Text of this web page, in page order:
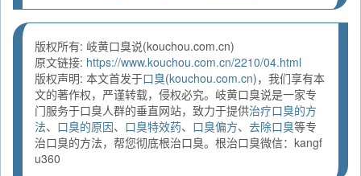
版权所有: 岐黄口臭说(kouchou.com.cn)
原文链接: https://www.kouchou.com.cn/2210/04.html
版权声明: 本文首发于口臭(kouchou.com.cn)，我们享有本
文的著作权，严谨转载，侵权必究。岐黄口臭说是一家专
门服务于口臭人群的垂直网站，致力于提供治疗口臭的方
法、 口臭的原因、 口臭特效药、 口臭偏方、 去除口臭等专
治口臭的方法，帮您彻底根治口臭。根治口臭微信：kangf
u360